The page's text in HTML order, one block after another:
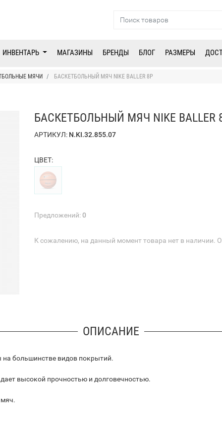
ИНВЕНТАРЬ МАГАЗИНЫ БРЕНДЫ БЛОГ РАЗМЕРЫ
МЯЧИ БАСКЕТБОЛЬНЫЙ МЯЧ NIKE BALLER 8P
БАСКЕТБОЛЬНЫЙ МЯЧ NIKE BALLER
АРТИКУЛ: N.KI.32.855.07
ЦВЕТ:
Предложений:0
К сожалению, на данный момент товара нет в наличии.
ОПИСАНИЕ
на большинстве видов покрытий.
высокой прочностью и долговечностью.